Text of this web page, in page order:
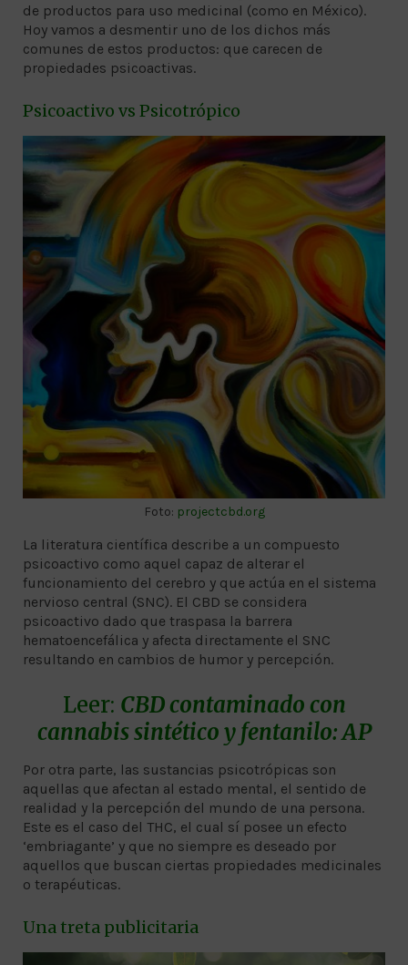
de productos para uso medicinal (como en México).
Hoy vamos a desmentir uno de los dichos más
comunes de estos productos: que carecen de
propiedades psicoactivas.
Psicoactivo vs Psicotrópico
Foto: projectcbd.org
La literatura científica describe a un compuesto
psicoactivo como aquel capaz de alterar el
funcionamiento del cerebro y que actúa en el sistema
nervioso central (SNC). El CBD se considera
psicoactivo dado que traspasa la barrera
hematoencefálica y afecta directamente el SNC
resultando en cambios de humor y percepción.
Leer: CBD contaminado con
cannabis sintético y fentanilo: AP
Por otra parte, las sustancias psicotrópicas son
aquellas que afectan al estado mental, el sentido de
realidad y la percepción del mundo de una persona.
Este es el caso del THC, el cual sí posee un efecto
‘embriagante’ y que no siempre es deseado por
aquellos que buscan ciertas propiedades medicinales
o terapéuticas.
Una treta publicitaria